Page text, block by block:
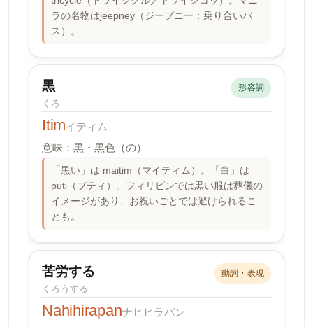
ラの名物はjeepney（ジープニー：乗り合いバ
ス）。
黒
くろ
形容詞
Itimイティム
意味：黒・黒色（の）
「黒い」は maitim（マイティム）。「白」は
puti（プティ）。フィリピンでは黒い服は葬儀の
イメージがあり、お祝いごとでは避けられるこ
とも。
苦労する
くろうする
動詞・表現
Nahihirapanナヒヒラパン